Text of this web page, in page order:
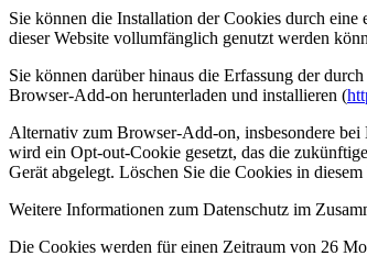
Sie können die Installation der Cookies durch
dieser Website vollumfänglich genutzt werden
Sie können darüber hinaus die Erfassung der
Browser-Add-on herunterladen und installieren (
Alternativ zum Browser-Add-on, insbesondere
wird ein Opt-out-Cookie gesetzt, das die
Gerät abgelegt. Löschen Sie die Cookies in
Weitere Informationen zum Datenschutz im
Die Cookies werden für einen Zeitraum von 26